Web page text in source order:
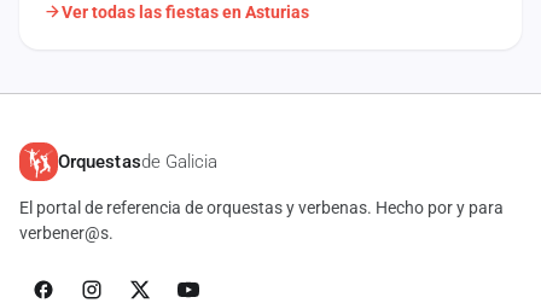
Ver todas las fiestas en Asturias
Orquestasde Galicia
El portal de referencia de orquestas y verbenas. Hecho por y para
verbener@s.